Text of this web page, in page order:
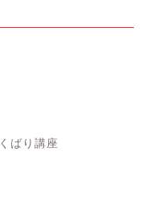
ばり講座